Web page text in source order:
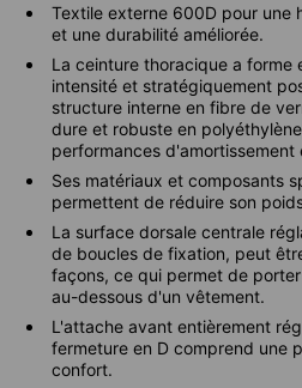
Textile externe 600D pour une
et une durabilité améliorée.
La ceinture thoracique a forme
intensité et stratégiquement
structure interne en fibre de
dure et robuste en
performances
Ses matériaux et composants
permettent de réduire son
La surface dorsale centrale
de boucles de fixation, peut
façons, ce qui permet de
au-dessous d'un vêtement.
L'attache avant entièrement
fermeture en D comprend une
confort.